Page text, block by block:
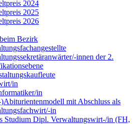
2024
2025
2026
Bezirk
innen der 2.
in
in
mit Abschluss als
in
Studium Dipl. Verwaltungswirt-/in (FH,